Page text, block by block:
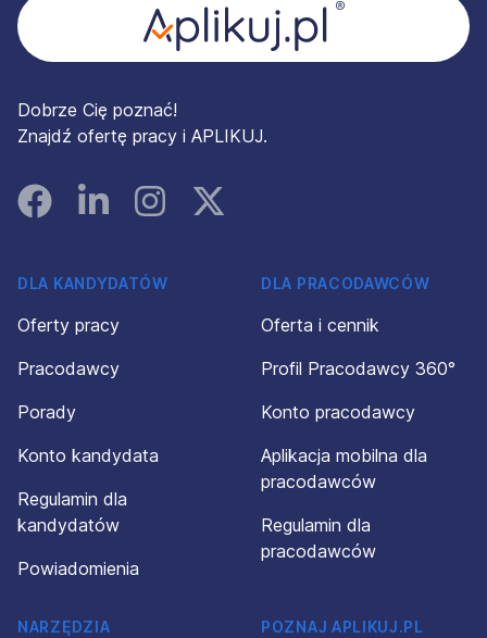
Dobrze Cię poznać!
Znajdź ofertę pracy i APLIKUJ.
FacebookLinked InInstagramInstagram
DLA KANDYDATÓW
Oferty pracy
Pracodawcy
Porady
Konto kandydata
Regulamin dla
kandydatów
Powiadomienia
DLA PRACODAWCÓW
Oferta i cennik
Profil Pracodawcy 360°
Konto pracodawcy
Aplikacja mobilna dla
pracodawców
Regulamin dla
pracodawców
NARZĘDZIA
POZNAJ APLIKUJ.PL